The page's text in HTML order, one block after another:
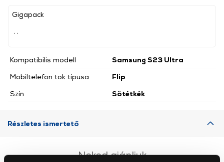
Gigapack
Kompatibilis modell
Samsung S23 Ultra
Mobiltelefon tok típusa
Flip
Szín
Sötétkék
Részletes ismertető
Neked ajánljuk